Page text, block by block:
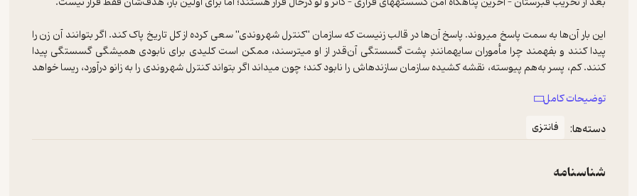
این بار آن‌ها به سمت پاسخ می­روند. پاسخ آن‌ها در قالب زنی­ست که سازمان "کنترل شهروندی" سعی کرده از کل تاریخ پاک کند. اگر بتوانند آن زن را
پیدا کنند و بفهمند چرا مأموران سایه­مانندِ پشت گسستگی آن‌قدر از او می­ترسند، ممکن است کلیدی برای نابودی همیشگی گسستگی پیدا
کنند. کم، پسر به‌هم پیوسته، نقشه کشیده سازمان سازنده­اش را نابود کند؛ چون می­داند اگر بتواند کنترل شهروندی را به زانو درآورد، ریسا خواهد
نوجوان و دزدان اعضای انتقام­جو، راه کانر، لو، کم و ریسا باهم تلاقی کرده و همگی تغییر خواهند کرد.
توضیحات کامل
دسته‌ها:
فانتزی
شناسنامه